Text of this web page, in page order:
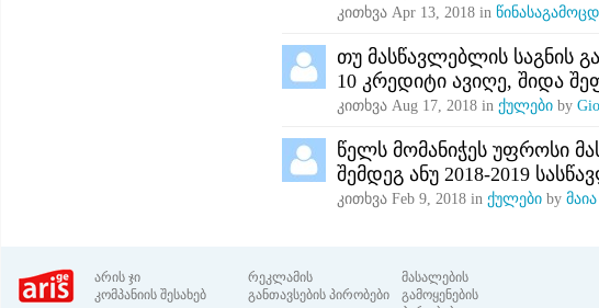
კითხვა Apr 13, 2018 in
თუ მასწავლებლის საგნის
10 კრედიტი ავიღე, შიდა
კითხვა Aug 17, 2018 in ქულები by
წელს მომანიჭეს უფროსი
შემდეგ ანუ 2018-2019
კითხვა Feb 9, 2018 in ქულები by
არის ჯი
კომპანიის შესახებ
რეკლამის
განთავსების პირობები
მასალების
გამოყენების